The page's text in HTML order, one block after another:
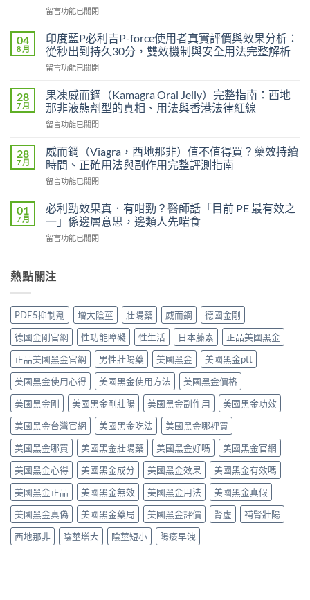
在
度
艾
力
達
效
片
（Levifil
Super
效
果
持
多
久？〉
中
留言功能已關閉
04
8 月
印度藍P必利吉P-force使用者真實評價與效果分析：
從秒出到持久30分，雙效機制與安全用法完整解析
在
度
藍
P
必
吉
P-
force
使
者
真
評
效
析：
從
秒
出
到
持
久
30
分，
雙
效
機
制
與
安
全
用
法
完
整
留言功能已關閉
28
7 月
果凍威而鋼（Kamagra Oral Jelly）完整指南：西地
那非液態劑型的真相、用法與香港法律紅線
在
凍
威
而
鋼
Oral
Jelly）
整
西
非
液
態
劑
型
的
真
相、
用
法
與
香
港
法
律
紅
線〉
中
留言功能已關閉
28
7 月
威而鋼（Viagra，西地那非）值不值得買？藥效持續
時間、正確用法與副作用完整評測指南
在
而
鋼
（Viagra，
西
非）
值
得
買？
藥
效
持
續
時
間、
正
確
用
法
與
副
作
用
完
整
評
測
留言功能已關閉
01
7 月
必利勁效果真．有咁勁？醫師話「目前 PE 最有效之
一」係邊層意思，邊類人先啱食
在
勁
效
真．
有
咁
勁？
醫
師
話
「目
前
PE
最
有
效
之
一」
係
邊
層
意
思，
邊
留言功能已關閉
熱點關注
PDE5抑制劑 增大陰莖 壯陽藥 威而鋼
德國金剛
德國金剛官網
性功能障礙 性生活 日本藤素
正品美國黑金
正品美國黑金官網
男性壯陽藥 美國黑金
美國黑金ptt
美國黑金使用心得
美國黑金使用方法
美國黑金價格
美國黑金剛
美國黑金剛壯陽 美國黑金副作用
美國黑金功效
美國黑金台灣官網
美國黑金吃法
美國黑金哪裡買
美國黑金哪買
美國黑金壯陽藥 美國黑金好嗎
美國黑金官網
美國黑金心得
美國黑金成分 美國黑金效果
美國黑金有效嗎
美國黑金正品
美國黑金無效 美國黑金用法
美國黑金真假
美國黑金真偽
美國黑金藥局 美國黑金評價 腎虛
補腎壯陽
西地那非
陰莖增大 陰莖短小 陽痿早洩